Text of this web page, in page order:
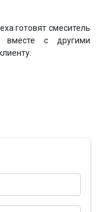
готовят смеситель
вместе с другими